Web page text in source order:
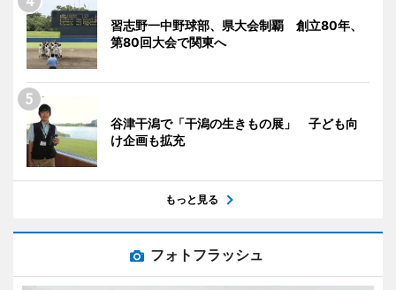
習志野一中野球部、県大会制覇 創立80年、
第80回大会で関東へ
谷津干潟で「干潟の生きもの展」 子ども向
け企画も拡充
もっと見る
フォトフラッシュ